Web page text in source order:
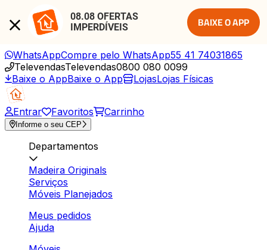
08.08 OFERTAS
IMPERDÍVEIS
BAIXE O APP
WhatsAppCompre pelo WhatsApp55 41 74031865
TelevendasTelevendas0800 080 0099
Baixe o AppBaixe o App LojasLojas Físicas
Entrar Favoritos Carrinho
Informe o seu CEP
Departamentos
Madeira Originals
Serviços
Móveis Planejados
Meus pedidos
Ajuda